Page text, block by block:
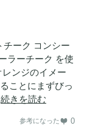
チーク コンシー
ラーチーク を使
ンジのイメー
ことにまずびっ
続きを読む
参考になった 0